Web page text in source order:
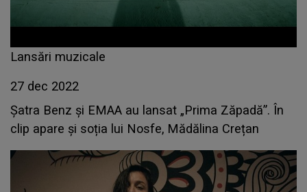
Lansări muzicale
27 dec 2022
Șatra Benz și EMAA au lansat „Prima Zăpadă”. În
clip apare și soția lui Nosfe, Mădălina Crețan